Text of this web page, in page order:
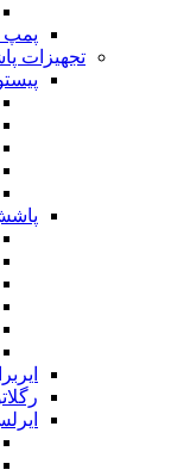
پمپ
تجهیزات